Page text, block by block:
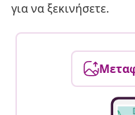
για να ξεκινήσετε.